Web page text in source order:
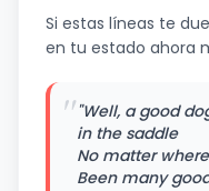
Si estas líneas te
en tu estado ahora
""Well, a good
in the saddle
No matter
Been many